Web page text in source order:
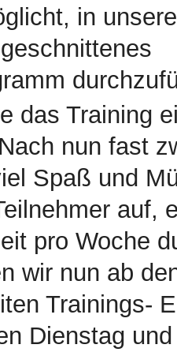
in
das Training
nun fast
Spaß und
auf,
pro Woche
wir nun ab
Trainings-
Dienstag